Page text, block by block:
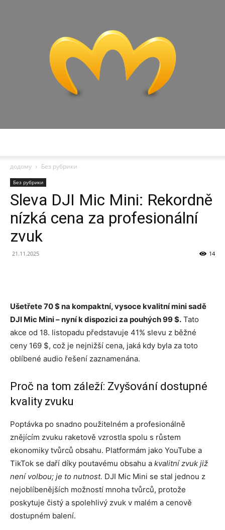
додому
Без рубрики
Без рубрики
Sleva DJI Mic Mini: Rekordně
nízká cena za profesionální
zvuk
21.11.2025 14
Ušetřete 70 $ na kompaktní, vysoce kvalitní mini sadě
DJI Mic Mini – nyní k dispozici za pouhých 99 $. Tato
akce od 18. listopadu představuje 41% slevu z běžné
ceny 169 $, což je nejnižší cena, jaká kdy byla za toto
oblíbené audio řešení zaznamenána.
Proč na tom záleží: Zvyšování dostupné
kvality zvuku
Poptávka po snadno použitelném a profesionálně
znějícím zvuku raketově vzrostla spolu s růstem
ekonomiky tvůrců obsahu. Platformám jako YouTube a
TikTok se daří díky poutavému obsahu a kvalitní zvuk již
není volbou; je to nutnost. DJI Mic Mini se stal jednou z
nejoblíbenějších možností mnoha tvůrců, protože
poskytuje čistý a spolehlivý zvuk v malém a cenově
dostupném balení.